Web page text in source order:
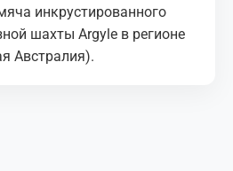
инкрустированного
шахты Argyle в регионе
Австралия).